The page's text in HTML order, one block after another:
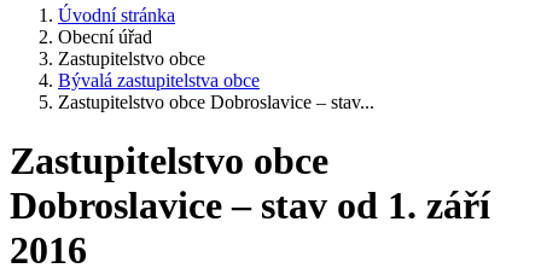
Úvodní stránka
Obecní úřad
Zastupitelstvo obce
Bývalá zastupitelstva obce
Zastupitelstvo obce Dobroslavice – stav...
Zastupitelstvo obce
Dobroslavice – stav od 1. září
2016